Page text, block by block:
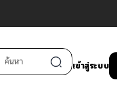
เข้าสู่ระบบ